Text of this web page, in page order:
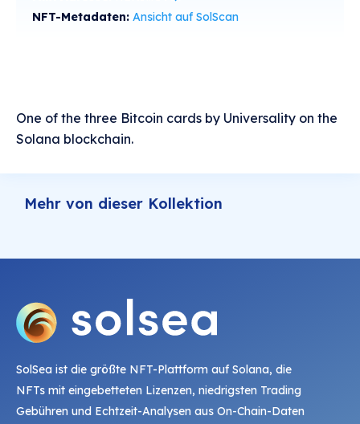
NFT-Metadaten: Ansicht auf SolScan
One of the three Bitcoin cards by Universality on the
Solana blockchain.
Mehr von dieser Kollektion
SolSea ist die größte NFT-Plattform auf Solana, die
NFTs mit eingebetteten Lizenzen, niedrigsten Trading
Gebühren und Echtzeit-Analysen aus On-Chain-Daten